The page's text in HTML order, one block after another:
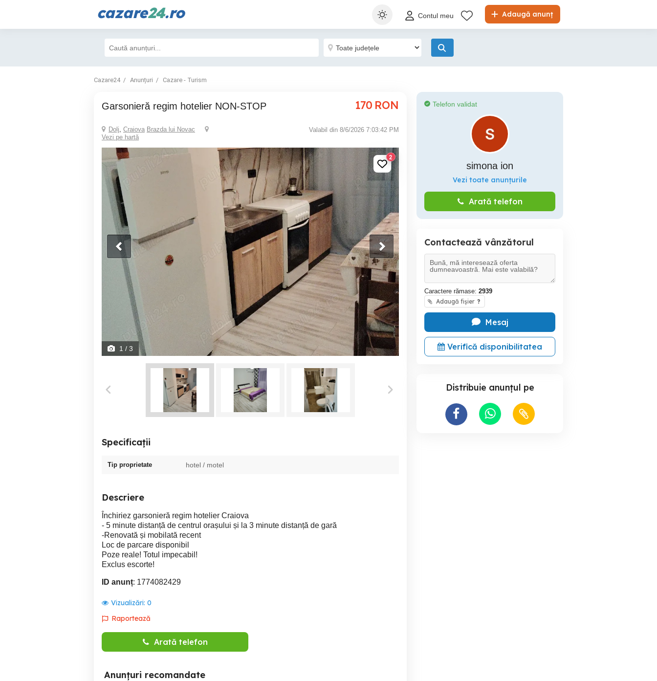
cazare24.ro Adaugă anunț
Contul meu
Cazare24 Anunțuri Cazare - Turism
Garsonieră regim hotelier NON-STOP 170 RON
Dolj, Craiova Brazda lui Novac
Vezi pe hartă
Valabil din 8/6/2026 7:03:42 PM
2
1 / 3
Specificații
Tip proprietate hotel / motel
Descriere
Închiriez garsonieră regim hotelier Craiova
- 5 minute distanță de centrul orașului și la 3 minute distanță de gară
-Renovată și mobilată recent
Loc de parcare disponibil
Poze reale! Totul impecabil!
Exclus escorte!
ID anunț: 1774082429
Vizualizări: 0
Raportează
Arată telefon
Anunțuri recomandate
Telefon validat
simona ion
Vezi toate anunțurile
Arată telefon
Contactează vânzătorul
Caractere rămase: 2939
Adaugă fișier ?
Mesaj
Verifică disponibilitatea
Distribuie anunțul pe